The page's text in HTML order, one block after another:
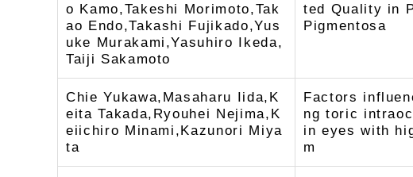
o Kamo,Takeshi Morimoto,Tak
ao Endo,Takashi Fujikado,Yus
uke Murakami,Yasuhiro Ikeda,
Taiji Sakamoto
ted Quality in
Pigmentosa
Chie Yukawa,Masaharu Iida,K
eita Takada,Ryouhei Nejima,K
eiichiro Minami,Kazunori Miya
ta
Factors
ng toric
in eyes with
m